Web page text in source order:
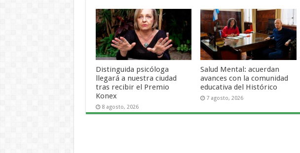
Distinguida psicóloga
llegará a nuestra ciudad
tras recibir el Premio
Konex
8 agosto, 2026
Salud Mental: acuerdan
avances con la comunidad
educativa del Histórico
7 agosto, 2026